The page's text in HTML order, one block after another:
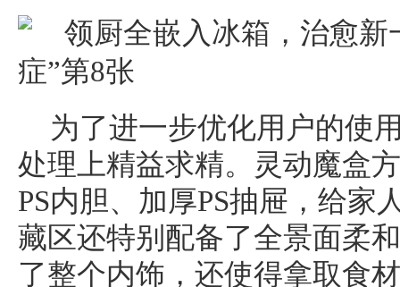
为了进一步优化用户的使
处理上精益求精。灵动魔盒
PS内胆、加厚PS抽屉，给家
藏区还特别配备了全景面柔
了整个内饰，还使得拿取食